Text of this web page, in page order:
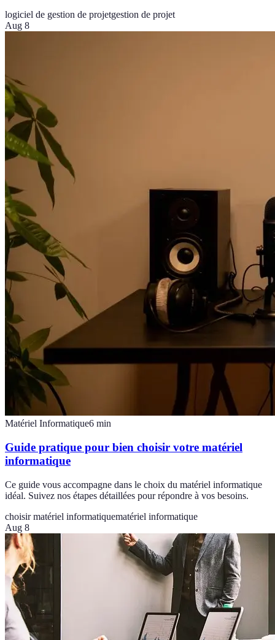
logiciel de gestion de projetgestion de projet
Aug 8
Matériel Informatique6 min
Guide pratique pour bien choisir votre matériel
informatique
Ce guide vous accompagne dans le choix du matériel informatique
idéal. Suivez nos étapes détaillées pour répondre à vos besoins.
choisir matériel informatiquematériel informatique
Aug 8